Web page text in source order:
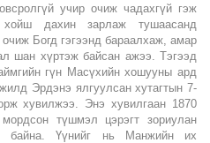
учир очиж чадахгүй гэж
дахин зарлаж тушаасанд
Богд гэгээнд бараалхаж, амар
шан хүртэж байсан ажээ. Тэгээд
гүн Масүхийн хошууны ард
Эрдэнэ ялгуулсан хутагтын 7-
хувилжээ. Энэ хувилгаан 1870
түшмэл цэрэгт зориулан
байна. Үүнийг нь Манжийн их